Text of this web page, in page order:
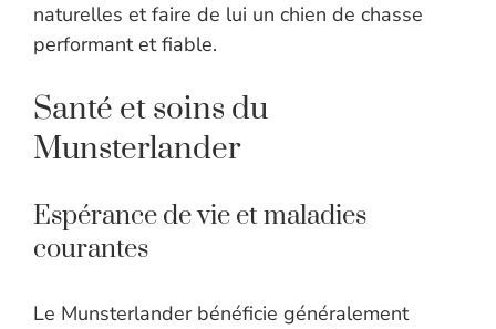
naturelles et faire de lui un chien de chasse
performant et fiable.
Santé et soins du
Munsterlander
Espérance de vie et maladies
courantes
Le Munsterlander bénéficie généralement